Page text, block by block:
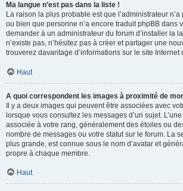
Ma langue n’est pas dans la liste !
La raison la plus probable est que l’administrateur
ou bien que personne n’a encore traduit phpBB dans
demander à un administrateur du forum d’installer la
n’existe pas, n’hésitez pas à créer et partager une
trouverez davantage d’informations sur le site Internet
Haut
A quoi correspondent les images à proximité de
Il y a deux images qui peuvent être associées avec
lorsque vous consultez les messages d’un sujet.
associée à votre rang, généralement des étoiles ou
nombre de messages ou votre statut sur le forum. La
plus grande, est connue sous le nom d’avatar et
propre à chaque membre.
Haut